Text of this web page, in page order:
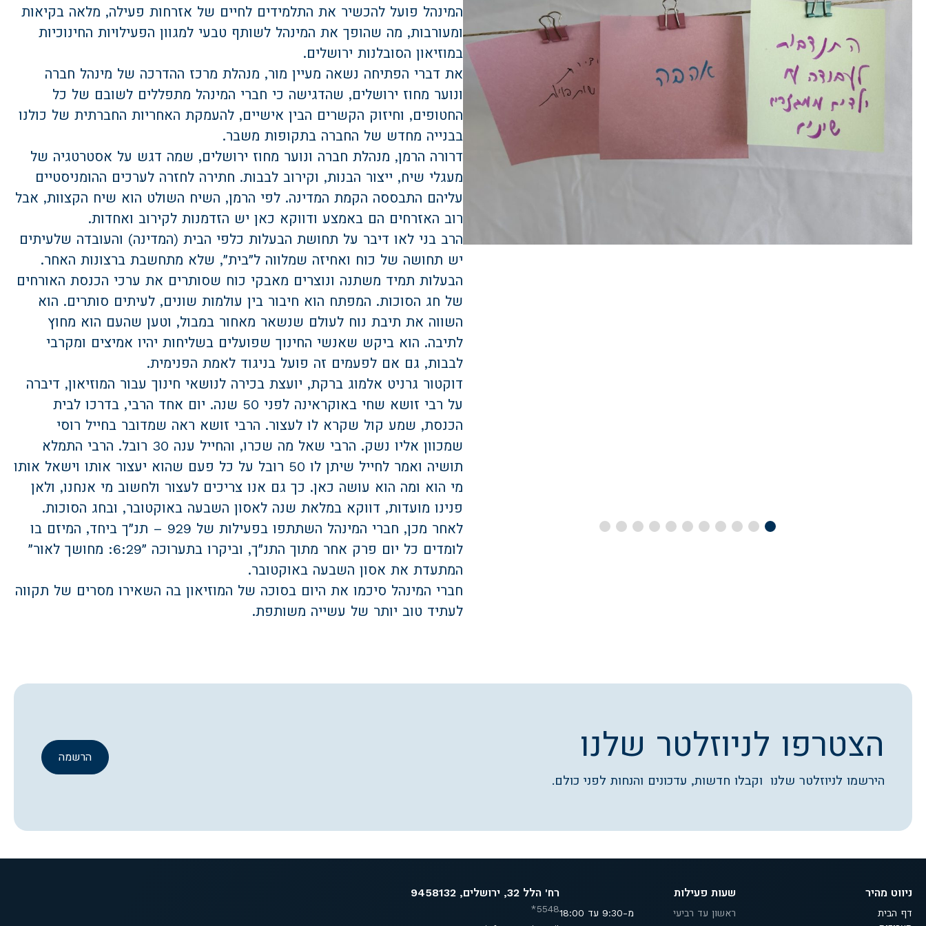
המינהל פועל להכשיר את התלמידים לחיים של אזרחות פעילה, מלאה בקיאות
ומעורבות, מה שהופך את המינהל לשותף טבעי למגוון הפעילויות החינוכיות
במוזיאון הסובלנות ירושלים.
את דברי הפתיחה נשאה מעיין מור, מנהלת מרכז ההדרכה של מינהל חברה
ונוער מחוז ירושלים, שהדגישה כי חברי המינהל מתפללים לשובם של כל
החטופים, וחיזוק הקשרים הבין אישיים, להעמקת האחריות החברתית של כולנו
בבנייה מחדש של החברה בתקופות משבר.
דרורה הרמן, מנהלת חברה ונוער מחוז ירושלים, שמה דגש על אסטרטגיה של
מעגלי שיח, ייצור הבנות, וקירוב לבבות. חתירה לחזרה לערכים ההומניסטיים
עליהם התבססה הקמת המדינה. לפי הרמן, השיח השולט הוא שיח הקצוות, אבל
רוב האזרחים הם באמצע ודווקא כאן יש הזדמנות לקירוב ואחדות.
הרב בני לאו דיבר על תחושת הבעלות כלפי הבית (המדינה) והעובדה שלעיתים
יש תחושה של כוח ואחיזה שמלווה ל״בית״, שלא מתחשבת ברצונות האחר.
הבעלות תמיד משתנה ונוצרים מאבקי כוח שסותרים את ערכי הכנסת האורחים
של חג הסוכות. המפתח הוא חיבור בין עולמות שונים, לעיתים סותרים. הוא
השווה את תיבת נוח לעולם שנשאר מאחור במבול, וטען שהעם הוא מחוץ
לתיבה. הוא ביקש שאנשי החינוך שפועלים בשליחות יהיו אמיצים ומקרבי
לבבות, גם אם לפעמים זה פועל בניגוד לאמת הפנימית.
דוקטור גרניט אלמוג ברקת, יועצת בכירה לנושאי חינוך עבור המוזיאון, דיברה
על רבי זושא שחי באוקראינה לפני 50 שנה. יום אחד הרבי, בדרכו לבית
הכנסת, שמע קול שקרא לו לעצור. הרבי זושא ראה שמדובר בחייל רוסי
שמכוון אליו נשק. הרבי שאל מה שכרו, והחייל ענה 30 רובל. הרבי התמלא
תושיה ואמר לחייל שיתן לו 50 רובל על כל פעם שהוא יעצור אותו וישאל אותו
מי הוא ומה הוא עושה כאן. כך גם אנו צריכים לעצור ולחשוב מי אנחנו, ולאן
פנינו מועדות, דווקא במלאת שנה לאסון השבעה באוקטובר, ובחג הסוכות.
לאחר מכן, חברי המינהל השתתפו בפעילות של 929 – תנ״ך ביחד, המיזם בו
לומדים כל יום פרק אחר מתוך התנ״ך, וביקרו בתערוכה ״6:29: מחושך לאור״
המתעדת את אסון השבעה באוקטובר.
חברי המינהל סיכמו את היום בסוכה של המוזיאון בה השאירו מסרים של תקווה
לעתיד טוב יותר של עשייה משותפת.
הצטרפו לניוזלטר שלנו
הירשמו לניוזלטר שלנו וקבלו חדשות, עדכונים והנחות לפני כולם.
הרשמה
ניווט מהיר
דף הבית
שעות פעילות
ראשון עד רביעי מ-9:30 עד 18:00
רח' הלל 32, ירושלים, 9458132
5548*